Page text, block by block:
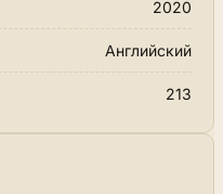
2020
Английский
213